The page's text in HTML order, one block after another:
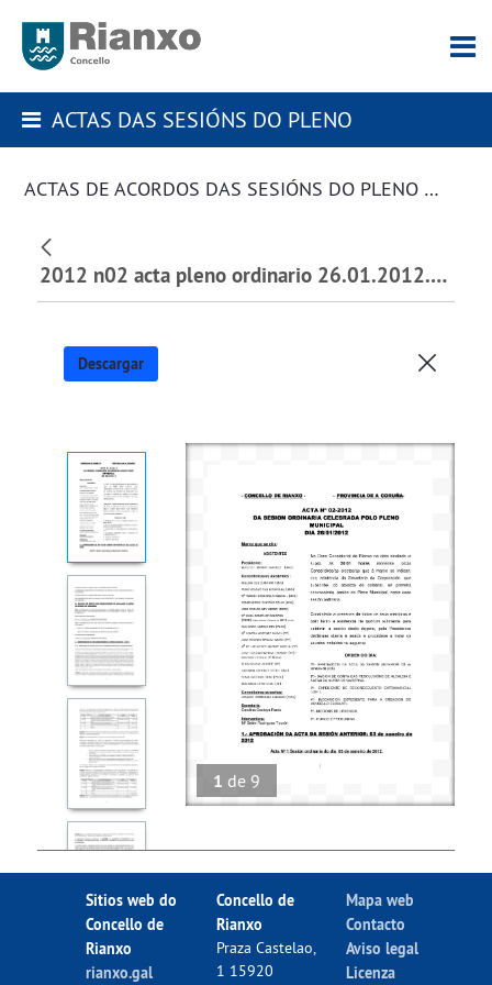
ACTAS DAS SESIÓNS DO PLENO
ACTAS DE ACORDOS DAS SESIÓNS DO PLENO DA CORPORACIÓN
2012 n02 acta pleno ordinario 26.01.2012.pdf
Descargar
1 de 9
Sitios web do
Concello de
Rianxo
rianxo.gal
Concello de
Rianxo
Praza Castelao,
1 15920
Mapa web
Contacto
Aviso legal
Licenza